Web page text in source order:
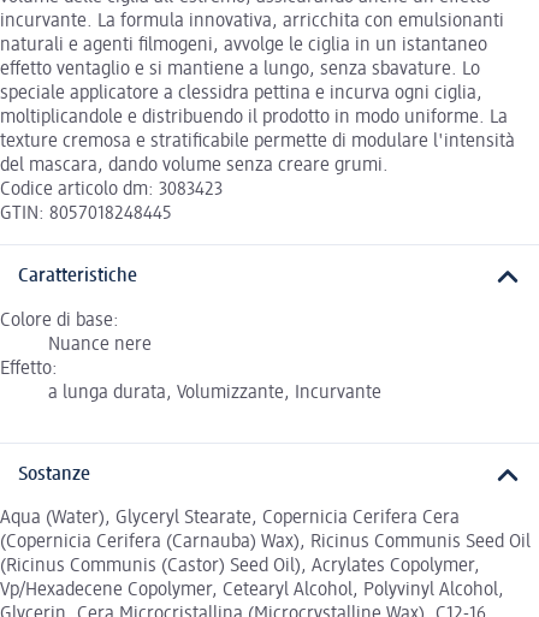
incurvante. La formula innovativa, arricchita con emulsionanti
naturali e agenti filmogeni, avvolge le ciglia in un istantaneo
effetto ventaglio e si mantiene a lungo, senza sbavature. Lo
speciale applicatore a clessidra pettina e incurva ogni ciglia,
moltiplicandole e distribuendo il prodotto in modo uniforme. La
texture cremosa e stratificabile permette di modulare l'intensità
del mascara, dando volume senza creare grumi.
Codice articolo dm: 3083423
GTIN: 8057018248445
Caratteristiche
Colore di base:
Nuance nere
Effetto:
a lunga durata, Volumizzante, Incurvante
Sostanze
Aqua (Water), Glyceryl Stearate, Copernicia Cerifera Cera
(Copernicia Cerifera (Carnauba) Wax), Ricinus Communis Seed Oil
(Ricinus Communis (Castor) Seed Oil), Acrylates Copolymer,
Vp/Hexadecene Copolymer, Cetearyl Alcohol, Polyvinyl Alcohol,